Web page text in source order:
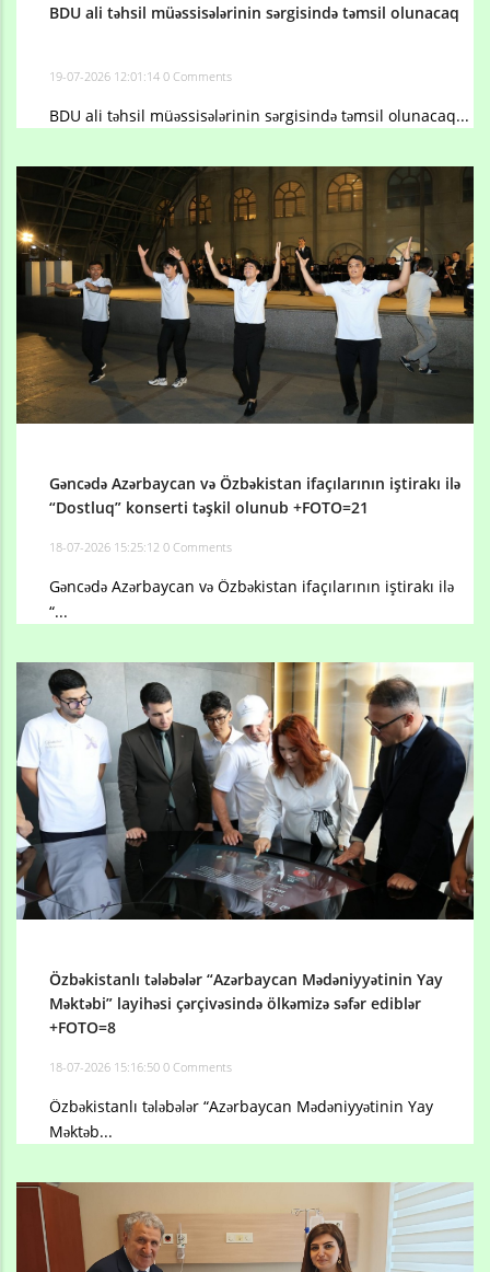
BDU ali təhsil müəssisələrinin sərgisində təmsil olunacaq
19-07-2026 12:01:14 0 Comments
BDU ali təhsil müəssisələrinin sərgisində təmsil olunacaq...
Gəncədə Azərbaycan və Özbəkistan ifaçılarının iştirakı ilə
“Dostluq” konserti təşkil olunub +FOTO=21
18-07-2026 15:25:12 0 Comments
Gəncədə Azərbaycan və Özbəkistan ifaçılarının iştirakı ilə
“...
Özbəkistanlı tələbələr “Azərbaycan Mədəniyyətinin Yay
Məktəbi” layihəsi çərçivəsində ölkəmizə səfər ediblər
+FOTO=8
18-07-2026 15:16:50 0 Comments
Özbəkistanlı tələbələr “Azərbaycan Mədəniyyətinin Yay
Məktəb...